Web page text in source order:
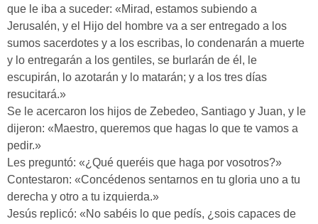
que le iba a suceder: «Mirad, estamos subiendo a
Jerusalén, y el Hijo del hombre va a ser entregado a los
sumos sacerdotes y a los escribas, lo condenarán a muerte
y lo entregarán a los gentiles, se burlarán de él, le
escupirán, lo azotarán y lo matarán; y a los tres días
resucitará.»
Se le acercaron los hijos de Zebedeo, Santiago y Juan, y le
dijeron: «Maestro, queremos que hagas lo que te vamos a
pedir.»
Les preguntó: «¿Qué queréis que haga por vosotros?»
Contestaron: «Concédenos sentarnos en tu gloria uno a tu
derecha y otro a tu izquierda.»
Jesús replicó: «No sabéis lo que pedís, ¿sois capaces de